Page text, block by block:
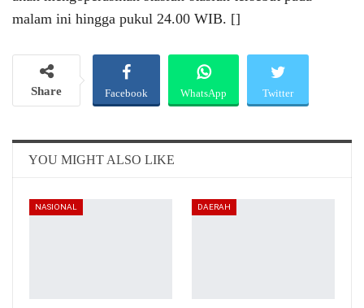
malam ini hingga pukul 24.00 WIB. []
Share Facebook WhatsApp Twitter
YOU MIGHT ALSO LIKE
NASIONAL DAERAH